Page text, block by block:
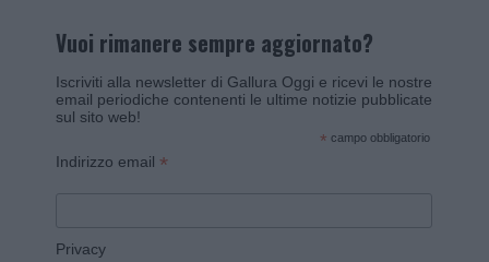
Vuoi rimanere sempre aggiornato?
Iscriviti alla newsletter di Gallura Oggi e ricevi le nostre
email periodiche contenenti le ultime notizie pubblicate
sul sito web!
* campo obbligatorio
Indirizzo email *
Privacy